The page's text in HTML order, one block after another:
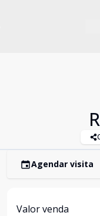
Agendar visita
Valor venda